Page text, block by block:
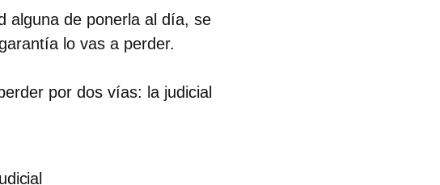
alguna de ponerla al día, se
lo vas a perder.
por dos vías: la judicial